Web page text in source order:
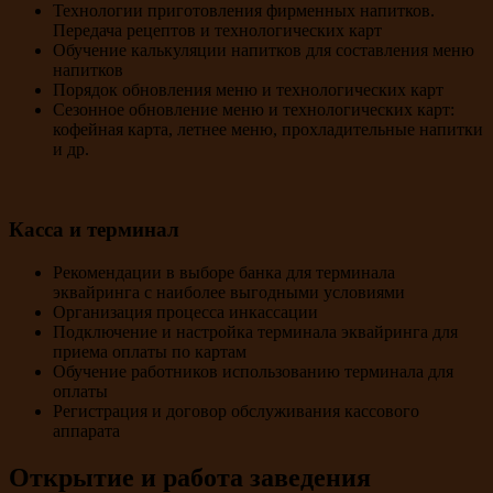
Технологии приготовления фирменных напитков.
Передача рецептов и технологических карт
Обучение калькуляции напитков для составления меню
напитков
Порядок обновления меню и технологических карт
Сезонное обновление меню и технологических карт:
кофейная карта, летнее меню, прохладительные напитки
и др.
Касса и терминал
Рекомендации в выборе банка для терминала
эквайринга с наиболее выгодными условиями
Организация процесса инкассации
Подключение и настройка терминала эквайринга для
приема оплаты по картам
Обучение работников использованию терминала для
оплаты
Регистрация и договор обслуживания кассового
аппарата
Открытие и работа заведения